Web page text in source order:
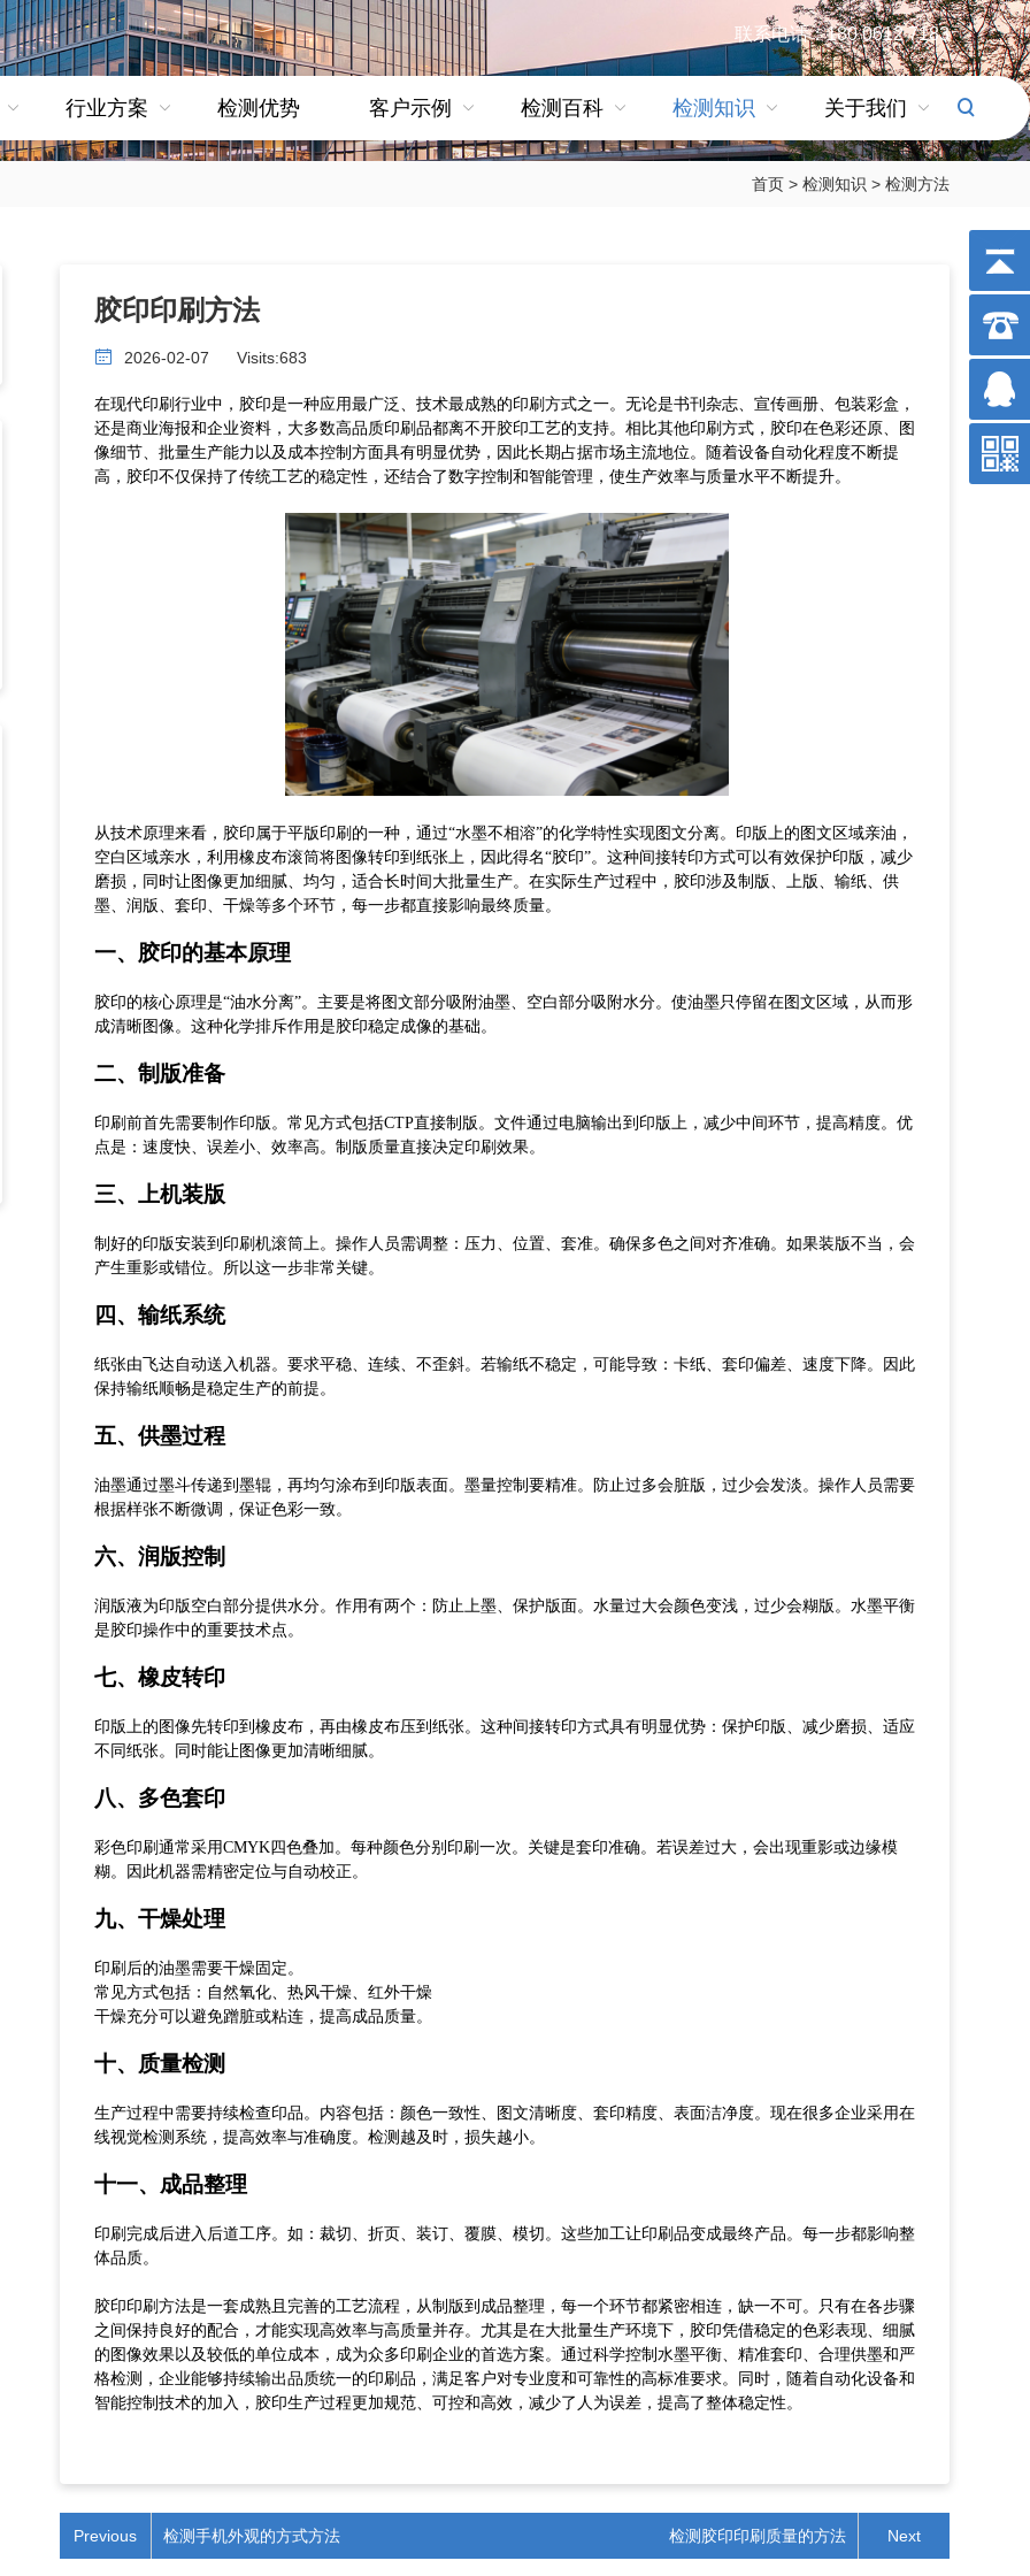
联系电话：180 0612 7183
行业方案 检测优势 客户示例 检测百科 检测知识 关于我们
首页 > 检测知识 > 检测方法
胶印印刷方法
2026-02-07 Visits:683
在现代印刷行业中，胶印是一种应用最广泛、技术最成熟的印刷方式之一。无论是书刊杂志、宣传画册、包装彩盒，
还是商业海报和企业资料，大多数高品质印刷品都离不开胶印工艺的支持。相比其他印刷方式，胶印在色彩还原、图
像细节、批量生产能力以及成本控制方面具有明显优势，因此长期占据市场主流地位。随着设备自动化程度不断提
高，胶印不仅保持了传统工艺的稳定性，还结合了数字控制和智能管理，使生产效率与质量水平不断提升。
从技术原理来看，胶印属于平版印刷的一种，通过“水墨不相溶”的化学特性实现图文分离。印版上的图文区域亲油，
空白区域亲水，利用橡皮布滚筒将图像转印到纸张上，因此得名“胶印”。这种间接转印方式可以有效保护印版，减少
磨损，同时让图像更加细腻、均匀，适合长时间大批量生产。在实际生产过程中，胶印涉及制版、上版、输纸、供
墨、润版、套印、干燥等多个环节，每一步都直接影响最终质量。
一、 胶印的基本原理
胶印的核心原理是“油水分离”。 主要是将图文部分吸附油墨 空白部分吸附水分。 使油墨只停留在图文区域，从而形
成清晰图像。这种化学排斥作用是胶印稳定成像的基础。
二、 制版准备
印刷前首先需要制作印版。常见方式包括CTP直接制版。文件通过电脑输出到印版上，减少中间环节，提高精度。优
点是：速度快
误差小 效率高 。 制版质量直接决定印刷效果。
三、 上机装版
制好的印版安装到印刷机滚筒上。操作人员需调整：压力 位置 套准。 确保多色之间对齐准确。如果装版不当，会
产生重影或错位。 所以这一步非常关键。
四、 输纸系统
纸张由飞达自动送入机器。要求平稳、连续、不歪斜。若输纸不稳定，可能导致：卡纸 套印偏差 速度下降。
因此
保持输纸顺畅是稳定生产的前提。
五、 供墨过程
油墨通过墨斗传递到墨辊，再均匀涂布到印版表面。墨量控制要精准。 防止过多会脏版 ， 过少会发淡 。 操作人员需要
根据样张不断微调，保证色彩一致。
六、 润版控制
润版液为印版空白部分提供水分。作用有两个：防止上墨 保护版面 。 水量过大会颜色变浅，过少会糊版。水墨平衡
是胶印操作中的重要技术点。
七、 橡皮转印
印版上的图像先转印到橡皮布，再由橡皮布压到纸张。这种间接转印方式具有明显优势：保护印版 减少磨损
适应
不同纸张。 同时能让图像更加清晰细腻。
八、 多色套印
彩色印刷通常采用CMYK四色叠加。每种颜色分别印刷一次。关键是套印准确。若误差过大，会出现重影或边缘模
糊。因此机器需精密定位与自动校正。
九、 干燥处理
印刷后的油墨需要干燥固定。
常见方式包括：自然氧化
热风干燥
红外干燥
干燥充分可以避免蹭脏或粘连，提高成品质量。
十、 质量检测
生产过程中需要持续检查印品。内容包括：颜色一致性 图文清晰度 套印精度 表面洁净度。 现在很多企业采用在
线视觉检测系统，提高效率与准确度。检测越及时，损失越小。
十一、 成品整理
印刷完成后进入后道工序。如：裁切 折页 装订 覆膜 模切 。 这些加工让印刷品变成最终产品。每一步都影响整
体品质。
胶印印刷方法是一套成熟且 完善的工艺流程，从制版到成品整理，每一个环节都紧密相连，缺一不可。只有在各步骤
之间保持良好的配合，才能实现高效率与高质量并存。尤其是在大批量生产环境下，胶印凭借稳定的色彩表现、细腻
的图像效果以及较低的单位成本，成为众多印刷企业的首选方案。通过科学控制水墨平衡、精准套印、合理供墨和严
格检测，企业能够持续输出品质统一的印刷品，满足客户对专业度和可靠性的高标准要求。同时，随着自动化设备和
智能控制技术的加入，胶印生产过程更加规范、可控和高效，减少了人为误差，提高了整体稳定性。
Previous 检测手机外观的方式方法 检测胶印印刷质量的方法 Next